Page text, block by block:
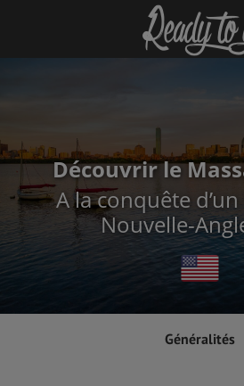
Découvrir le
A la conquête
Nouvelle-
Généralités